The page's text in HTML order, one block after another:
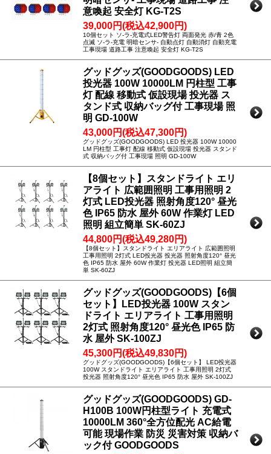
意喚起 安全灯 KG-T2S
39,000円(税込42,900円)
10個セット ソ-ラ-充電式LED警告灯 両面発光 赤/青 2色
点滅 ソ-ラ-充電 明暗センサ- 自動点灯 自動消灯 自動充電
工事現場 道路工事 注意喚起 安全灯 KG-T2S
グッドグッズ(GOODGOODS) LED
投光器 100W 10000LM 円柱型 工事
灯 配線 移動式 仮設現場 投光器 ス
タンド式 収納バッグ付 工事現場 照
明 GD-100W
43,000円(税込47,300円)
グッドグッズ(GOODGOODS) LED 投光器 100W 10000
LM 円柱型 工事灯 配線 移動式 仮設現場 投光器 スタンド
式 収納バッグ付 工事現場 照明 GD-100W
【8個セット】スタンドライト エリ
アライト 広範囲照明 工事用照明 2
灯式 LED投光器 照射角度120° 昼光
色 IP65 防水 屋外 60W 作業灯 LED
照明 組立簡単 SK-60ZJ
44,800円(税込49,280円)
【8個セット】スタンドライト エリアライト 広範囲照明
工事用照明 2灯式 LED投光器 投光器 照射角度120° 昼光
色 IP65 防水 屋外 60W 作業灯 投光器 LED照明 組立簡
単 SK-60ZJ
グッドグッズ(GOODGOODS)【6個
セット】LED投光器 100W スタン
ドライト エリアライト 工事用照明
2灯式 照射角度120° 昼光色 IP65 防
水 屋外 SK-100ZJ
45,300円(税込49,830円)
グッドグッズ(GOODGOODS)【6個セット】 LED投光器
100W スタンドライト エリアライト 工事用照明 2灯式
投光器 照射角度120° 昼光色 IP65 防水 屋外 SK-100ZJ
グッドグッズ(GOODGOODS) GD-
H100B 100W円柱型ライト 充電式
10000LM 360°全方位配光 AC給電
可能 現場作業 防災 災害対策 収納バ
ック付 GOODGOODS